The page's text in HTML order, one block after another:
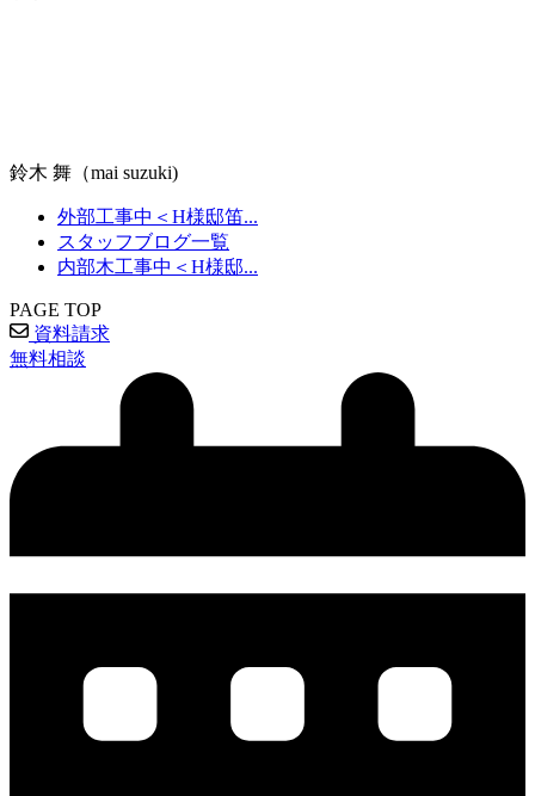
鈴木 舞（mai suzuki)
外部工事中＜H様邸笛...
スタッフブログ一覧
内部木工事中＜H様邸...
PAGE TOP
資料請求
無料相談